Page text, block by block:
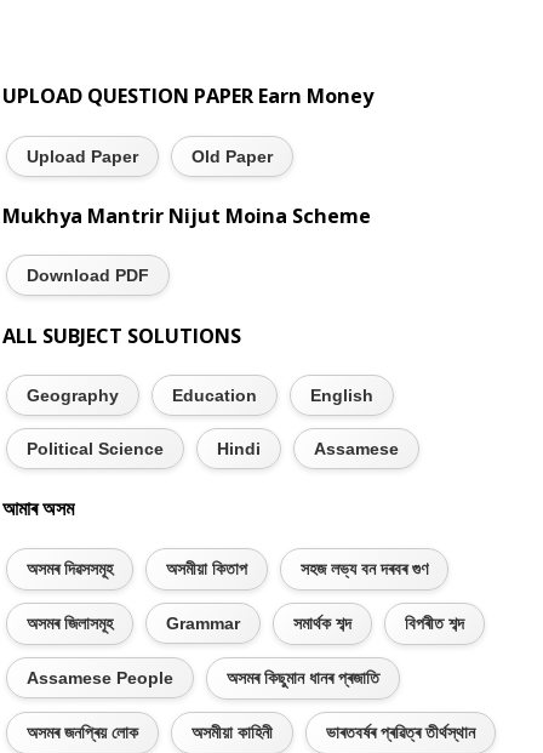
UPLOAD QUESTION PAPER Earn Money
Upload Paper Old Paper
Mukhya Mantrir Nijut Moina Scheme
Download PDF
ALL SUBJECT SOLUTIONS
Geography Education English
Political Science Hindi Assamese
আমাৰ অসম
অসমৰ দিৱসসমূহ অসমীয়া কিতাপ সহজ লভ্য বন দৰবৰ গুণ
অসমৰ জিলাসমূহ Grammar সমাৰ্থক শব্দ বিপৰীত শব্দ
Assamese People অসমৰ কিছুমান ধানৰ প্ৰজাতি
অসমৰ জনপ্ৰিয় লোক অসমীয়া কাহিনী ভাৰতবৰ্ষৰ প্ৰৱিত্ৰ তীৰ্থস্থান